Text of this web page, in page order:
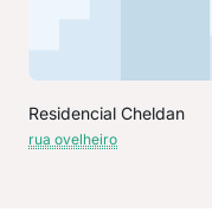
Residencial Cheldan
rua ovelheiro